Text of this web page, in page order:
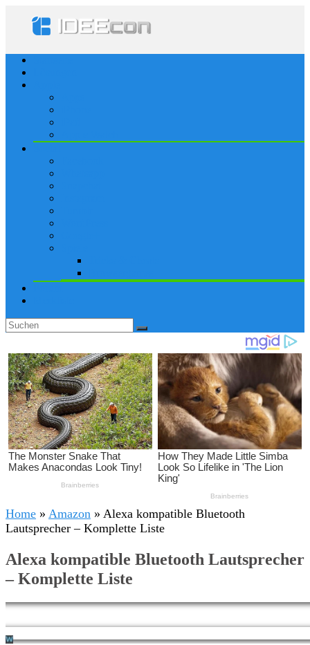
Home » Amazon » Alexa kompatible Bluetooth
Lautsprecher – Komplette Liste
Alexa kompatible Bluetooth Lautsprecher
– Komplette Liste